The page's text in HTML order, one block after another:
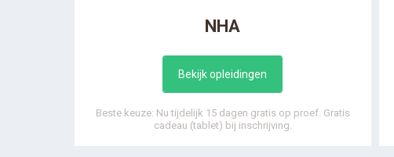
NHA
Bekijk opleidingen
Beste keuze: Nu tijdelijk 15 dagen gratis op proef. Gratis
cadeau (tablet) bij inschrijving.